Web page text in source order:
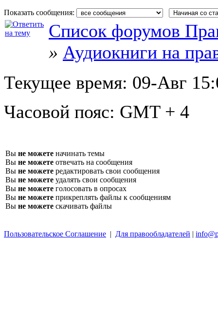
Показать сообщения:
Список форумов
» Аудиокниги на
Текущее время: 09-Авг
Часовой пояс: GMT + 4
Вы не можете начинать темы
Вы не можете отвечать на сообщения
Вы не можете редактировать свои сообщения
Вы не можете удалять свои сообщения
Вы не можете голосовать в опросах
Вы не можете прикреплять файлы к сообщениям
Вы не можете скачивать файлы
Пользовательское Соглашение | Для правообладателей |